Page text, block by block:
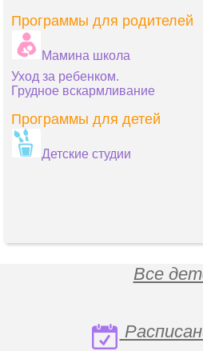
Программы для родителей
Мамина школа
Уход за ребенком.
Грудное вскармливание
Программы для детей
Детские студии
Все